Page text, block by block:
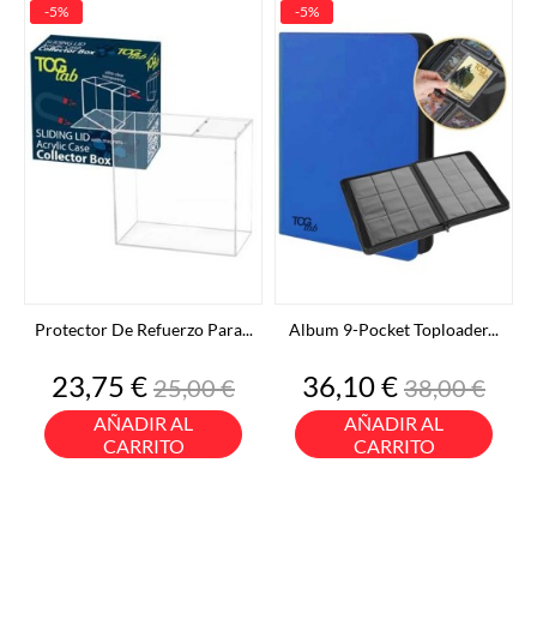
Protector De Refuerzo Para...
Precio
23,75 €Precio
base
25,00 €
AÑADIR AL
CARRITO
-5%
Album 9-Pocket Toploader...
Precio
36,10 €Precio
base
38,00 €
AÑADIR AL
CARRITO
-5%